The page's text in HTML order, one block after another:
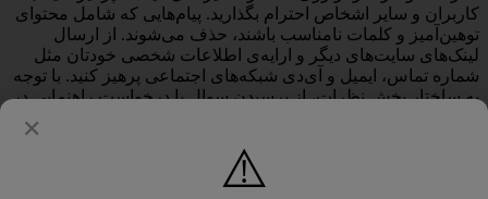
کاربران و سایر اشخاص احترام بگذارید. پیام‌هایی که شامل محتوای
توهین‌آمیز و کلمات نامناسب باشند، حذف می‌شوند. از ارسال
لینک‌های سایت‌های دیگر و ارایه‌ی اطلاعات شخصی خودتان مثل
شماره تماس، ایمیل و آی‌دی شبکه‌های اجتماعی پرهیز کنید. با توجه
به ساختار بخش نظرات، از پرسیدن سوال یا درخواست راهنمایی در
پاسخ» مطرح کنید. هرگونه نقد و نظر در خصوص سایت فروشگاه
شماره‌ی ۰۰۰۰ - ۰۲۱ در میان بگذارید و از نوشتن آن‌ها در بخش
✕
⚠️